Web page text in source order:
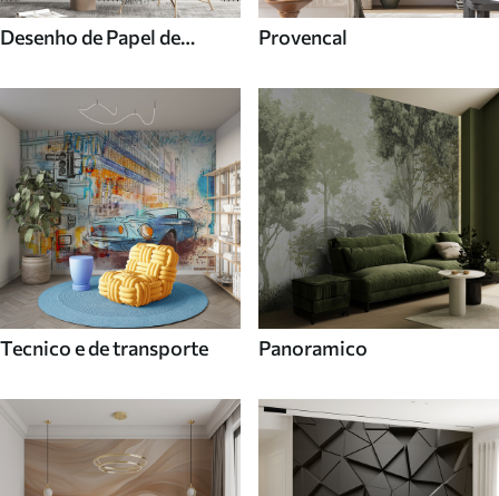
Desenho de Papel de
Provencal
Tecnico e de transporte Panoramico